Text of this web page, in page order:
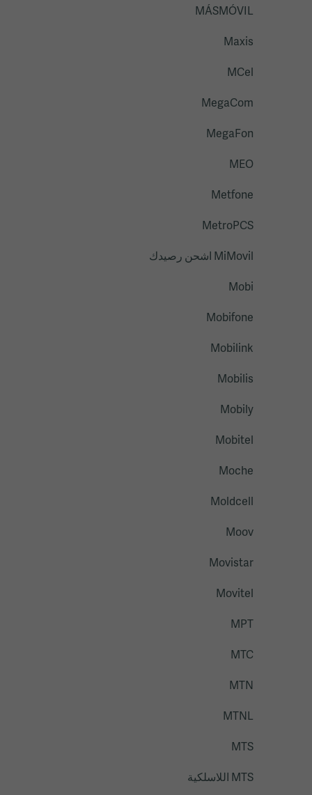
MÁSMÓVIL
Maxis
MCel
MegaCom
MegaFon
MEO
Metfone
MetroPCS
MiMovil اشحن رصيدك
Mobi
Mobifone
Mobilink
Mobilis
Mobily
Mobitel
Moche
Moldcell
Moov
Movistar
Movitel
MPT
MTC
MTN
MTNL
MTS
MTS اللاسلكية